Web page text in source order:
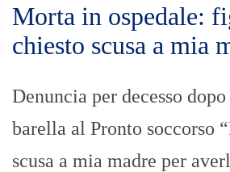
Morta in ospedale:
chiesto scusa a mia
Denuncia per decesso
barella al Pronto soccorso
scusa a mia madre per